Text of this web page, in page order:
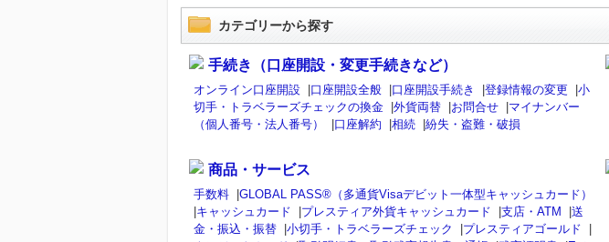
カテゴリーから探す
手続き（口座開設・変更手続きなど）
オンライン口座開設 |口座開設全般 |口座開設手続き |登録情報の変更 |小
切手・トラベラーズチェックの換金 |外貨両替 |お問合せ |マイナンバー
（個人番号・法人番号）
|口座解約 |相続 |紛失・盗難・破損
商品・サービス
手数料 |GLOBAL PASS®（多通貨Visaデビット一体型キャッシュカード）
|キャッシュカード |プレスティア外貨キャッシュカード |支店・ATM |送
金・振込・振替 |小切手・トラベラーズチェック |プレスティアゴールド
|